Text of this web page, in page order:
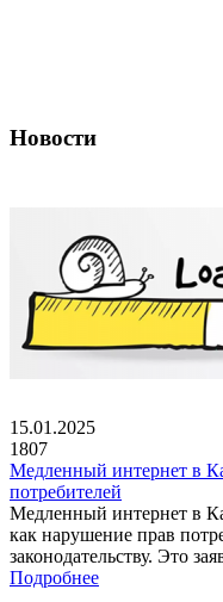
Новости
15.01.2025
1807
Медленный интернет в
потребителей
Медленный интернет в
как нарушение прав
законодательству. Это
Подробнее